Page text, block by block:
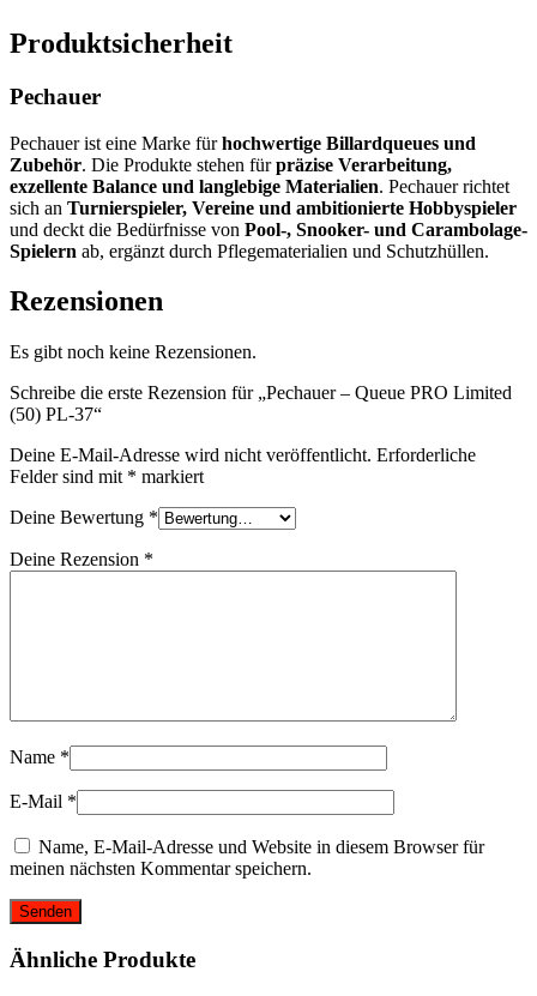
Produktsicherheit
Pechauer
Pechauer ist eine Marke fürhochwertige Billardqueues und
Zubehör. Die Produkte stehen fürpräzise Verarbeitung,
exzellente Balance und langlebige Materialien. Pechauer richtet
sich an Turnierspieler, Vereine und ambitionierte Hobbyspieler
und deckt die Bedürfnisse von Pool-, Snooker- und Carambolage-
Spielern ab, ergänzt durch Pflegematerialien und Schutzhüllen.
Rezensionen
Es gibt noch keine Rezensionen.
Schreibe die erste Rezension für „Pechauer – Queue PRO Limited
(50) PL-37“
Deine E-Mail-Adresse wird nicht veröffentlicht. Erforderliche
Felder sind mit * markiert
Deine Bewertung *
Deine Rezension *
Name *
E-Mail *
Name, E-Mail-Adresse und Website in diesem Browser für
meinen nächsten Kommentar speichern.
Ähnliche Produkte